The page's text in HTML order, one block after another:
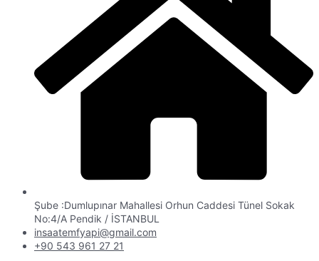
Şube :Dumlupınar Mahallesi Orhun Caddesi Tünel Sokak
No:4/A Pendik / İSTANBUL
insaatemfyapi@gmail.com
+90 543 961 27 21